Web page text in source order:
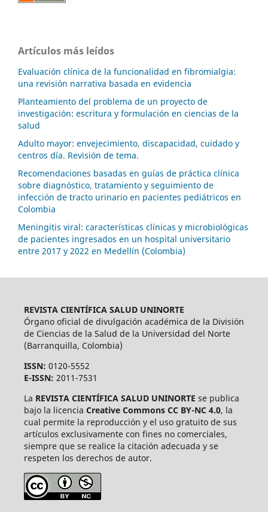
Artículos más leídos
Evaluación clínica de la funcionalidad en fibromialgia:
una revisión narrativa basada en evidencia
Planteamiento del problema de un proyecto de
investigación: escritura y formulación en ciencias de la
salud
Adulto mayor: envejecimiento, discapacidad, cuidado y
centros día. Revisión de tema.
Recomendaciones basadas en guías de práctica clínica
sobre diagnóstico, tratamiento y seguimiento de
infección de tracto urinario en pacientes pediátricos en
Colombia
Meningitis viral: características clínicas y microbiológicas
de pacientes ingresados en un hospital universitario
entre 2017 y 2022 en Medellín (Colombia)
REVISTA CIENTÍFICA SALUD UNINORTE
Órgano oficial de divulgación académica de la División
de Ciencias de la Salud de la Universidad del Norte
(Barranquilla, Colombia)
ISSN: 0120-5552
E-ISSN: 2011-7531
La REVISTA CIENTÍFICA SALUD UNINORTE se publica
bajo la licencia Creative Commons CC BY-NC 4.0, la
cual permite la reproducción y el uso gratuito de sus
artículos exclusivamente con fines no comerciales,
siempre que se realice la citación adecuada y se
respeten los derechos de autor.